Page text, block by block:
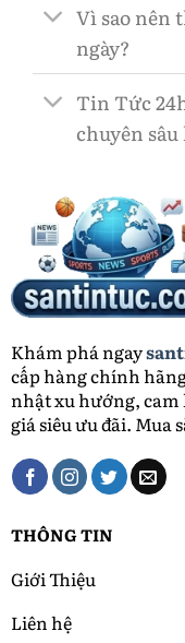
Vì sao nên
ngày?
Tin Tức
chuyên
Khám phá ngay
cấp hàng chính
nhật xu hướng,
giá siêu ưu đãi. Mua
THÔNG TIN
Giới Thiệu
Liên hệ